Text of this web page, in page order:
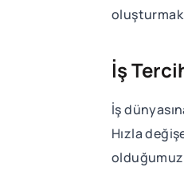
oluşturmak
İş
İş
Hızla
olduğumuz